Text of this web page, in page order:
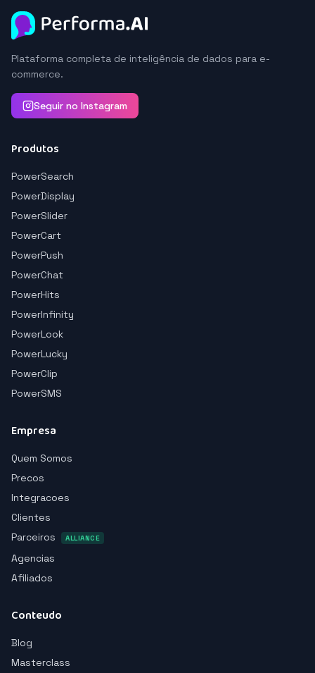
Plataforma completa de inteligência de dados para e-
commerce.
Seguir no Instagram
Produtos
PowerSearch
PowerDisplay
PowerSlider
PowerCart
PowerPush
PowerChat
PowerHits
PowerInfinity
PowerLook
PowerLucky
PowerClip
PowerSMS
Empresa
Quem Somos
Precos
Integracoes
Clientes
Parceiros
ALLIANCE
Agencias
Afiliados
Conteudo
Blog
Masterclass